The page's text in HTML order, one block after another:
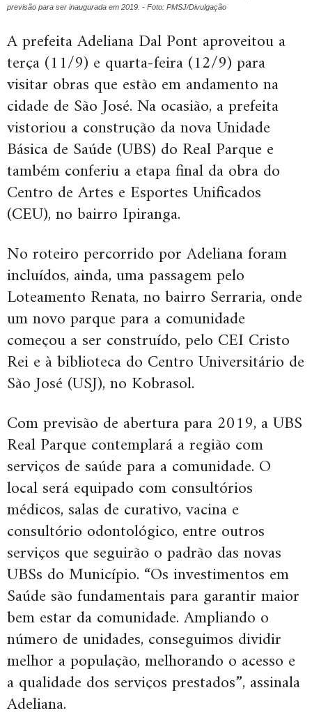
previsão para ser inaugurada em 2019. - Foto: PMSJ/Divulgação
A prefeita Adeliana Dal Pont aproveitou a
terça (11/9) e quarta-feira (12/9) para
visitar obras que estão em andamento na
cidade de São José. Na ocasião, a prefeita
vistoriou a construção da nova Unidade
Básica de Saúde (UBS) do Real Parque e
também conferiu a etapa final da obra do
Centro de Artes e Esportes Unificados
(CEU), no bairro Ipiranga.
No roteiro percorrido por Adeliana foram
incluídos, ainda, uma passagem pelo
Loteamento Renata, no bairro Serraria, onde
um novo parque para a comunidade
começou a ser construído, pelo CEI Cristo
Rei e à biblioteca do Centro Universitário de
São José (USJ), no Kobrasol.
Com previsão de abertura para 2019, a UBS
Real Parque contemplará a região com
serviços de saúde para a comunidade. O
local será equipado com consultórios
médicos, salas de curativo, vacina e
consultório odontológico, entre outros
serviços que seguirão o padrão das novas
UBSs do Município. “Os investimentos em
Saúde são fundamentais para garantir maior
bem estar da comunidade. Ampliando o
número de unidades, conseguimos dividir
melhor a população, melhorando o acesso e
a qualidade dos serviços prestados”, assinala
Adeliana.